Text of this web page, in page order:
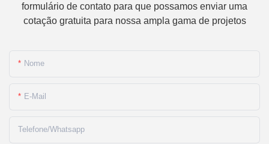
formulário de contato para que possamos enviar uma
cotação gratuita para nossa ampla gama de projetos
Nome
E-Mail
Telefone/whatsapp